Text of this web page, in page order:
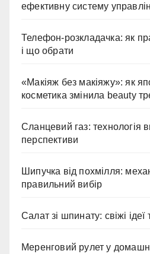
ефективну систему
Телефон-розкладачка: як
і що обрати
«Макіяж без макіяжу»: як
косметика змінила beauty
Сланцевий газ: технологія
перспективи
Шипучка від похмілля:
правильний вибір
Салат зі шпинату: свіжі
Меренговий рулет у